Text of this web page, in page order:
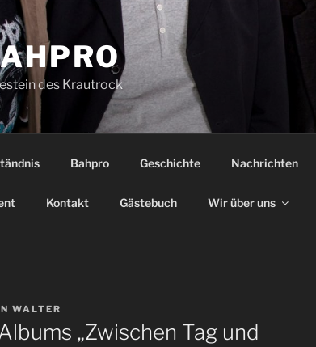
des Krautrock
Bahpro Geschichte Nachrichten
Kontakt Gästebuch Wir über uns
WALTER
„Zwischen Tag und